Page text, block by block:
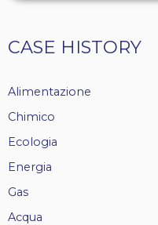
Tags
CASE HISTORY
Alimentazione
Chimico
Ecologia
Energia
Gas
Acqua